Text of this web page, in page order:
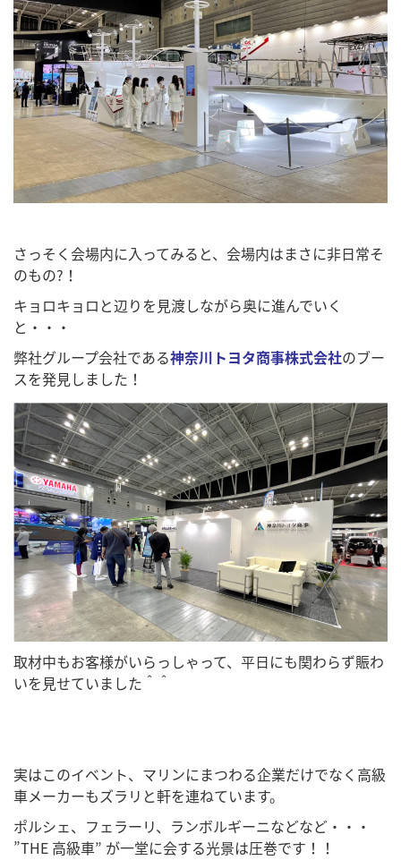
さっそく会場内に入ってみると、会場内はまさに非日常そ
のもの?！
キョロキョロと辺りを見渡しながら奥に進んでいく
と・・・
弊社グループ会社である神奈川トヨタ商事株式会社のブー
スを発見しました！
取材中もお客様がいらっしゃって、平日にも関わらず賑わ
いを見せていました＾＾
実はこのイベント、マリンにまつわる企業だけでなく高級
車メーカーもズラリと軒を連ねています。
ポルシェ、フェラーリ、ランボルギーニなどなど・・・
”THE 高級車” が一堂に会する光景は圧巻です！！